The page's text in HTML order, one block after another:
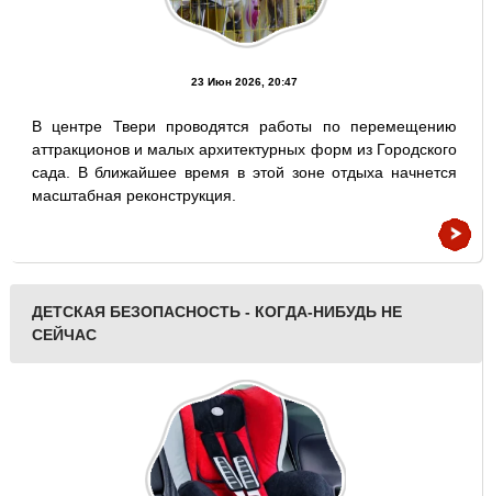
23 Июн 2026, 20:47
В центре Твери проводятся работы по перемещению
аттракционов и малых архитектурных форм из Городского
сада. В ближайшее время в этой зоне отдыха начнется
масштабная реконструкция.
ДЕТСКАЯ БЕЗОПАСНОСТЬ - КОГДА-НИБУДЬ НЕ
СЕЙЧАС